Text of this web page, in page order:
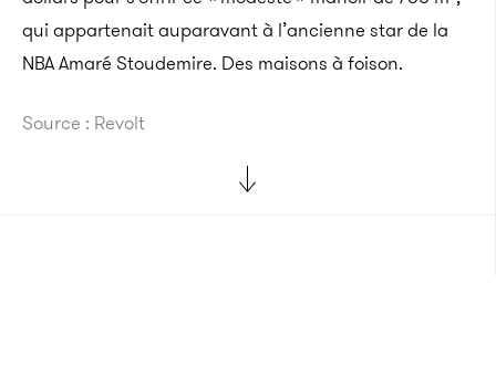
qui appartenait auparavant à l’ancienne star de la
NBAAmaré Stoudemire. Des maisons à foison.
Source : Revolt